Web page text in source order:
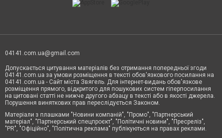
04141.com.ua@gmail.com
Допускається цитування матеріалів без отримання попередньої згоди
04141.com.ua за умови розміщення в тексті обов'язкового посилання на
04141.com.ua - Сайт міста Звягель. Для інтернет-видань обов'язкове
розміщення прямого, відкритого для пошукових систем гіперпосилання
на цитовані статті не нижче другого абзацу в тексті або в якості джерела.
Порушення виняткових прав переслідується Законом.
Матеріали з плашками "Новини компаній", "Промо", "Партнерський
матеріал", "Партнерський спецпроєкт", "Політичні новини", "Пресреліз",
"PR", "Офіційно", "Політична реклама" публікуються на правах реклами.